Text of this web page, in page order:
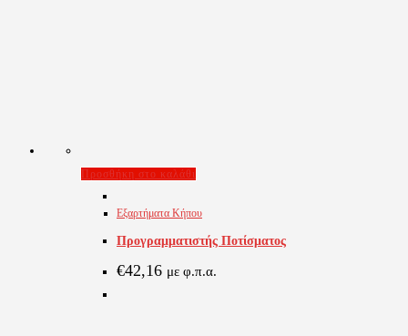
Προσθήκη στο καλάθι
Εξαρτήματα Κήπου
Προγραμματιστής Ποτίσματος
€42,16 με φ.π.α.